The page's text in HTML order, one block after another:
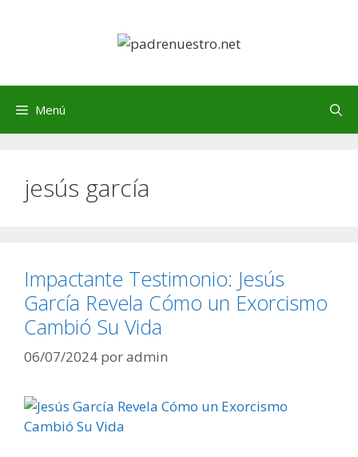
Menú
jesús garcía
Impactante Testimonio: Jesús
García Revela Cómo un Exorcismo
Cambió Su Vida
06/07/2024 poradmin